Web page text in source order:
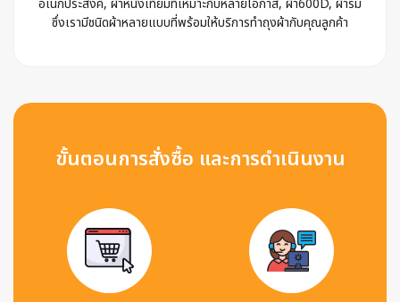
ซึ่งเรามีชนิดผ้าหลายแบบที่พร้อมให้บริการทำถุงผ้ากับคุณลูกค้า
ขั้นตอนการสั่งซื้อ และการดำเนินงาน